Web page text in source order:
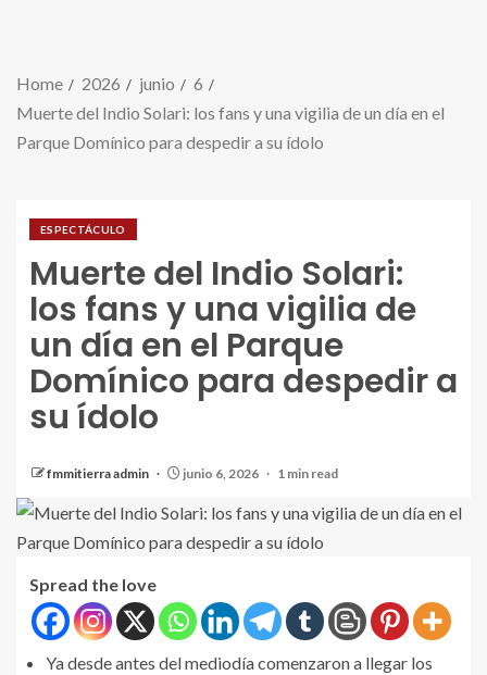
Home 2026 junio
6
Muerte del Indio Solari: los fans y una vigilia de un día en el
Parque Domínico para despedir a su ídolo
ESPECTÁCULO
Muerte del Indio Solari:
los fans y una vigilia de
un día en el Parque
Domínico para despedir a
su ídolo
fmmitierra admin junio 6, 2026 1 min read
Spread the love
Ya desde antes del mediodía comenzaron a llegar los